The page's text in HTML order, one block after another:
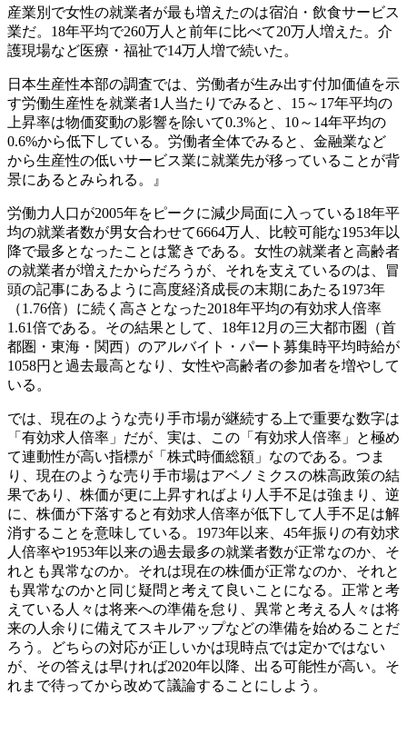
産業別で女性の就業者が最も増えたのは宿泊・飲食サービス
業だ。18年平均で260万人と前年に比べて20万人増えた。介
護現場など医療・福祉で14万人増で続いた。
日本生産性本部の調査では、労働者が生み出す付加価値を示
す労働生産性を就業者1人当たりでみると、15～17年平均の
上昇率は物価変動の影響を除いて0.3%と、10～14年平均の
0.6%から低下している。労働者全体でみると、金融業など
から生産性の低いサービス業に就業先が移っていることが背
景にあるとみられる。』
労働力人口が2005年をピークに減少局面に入っている18年平
均の就業者数が男女合わせて6664万人、比較可能な1953年以
降で最多となったことは驚きである。女性の就業者と高齢者
の就業者が増えたからだろうが、それを支えているのは、冒
頭の記事にあるように高度経済成長の末期にあたる1973年
（1.76倍）に続く高さとなった2018年平均の有効求人倍率
1.61倍である。その結果として、18年12月の三大都市圏（首
都圏・東海・関西）のアルバイト・パート募集時平均時給が
1058円と過去最高となり、女性や高齢者の参加者を増やして
いる。
では、現在のような売り手市場が継続する上で重要な数字は
「有効求人倍率」だが、実は、この「有効求人倍率」と極め
て連動性が高い指標が「株式時価総額」なのである。つま
り、現在のような売り手市場はアベノミクスの株高政策の結
果であり、株価が更に上昇すればより人手不足は強まり、逆
に、株価が下落すると有効求人倍率が低下して人手不足は解
消することを意味している。1973年以来、45年振りの有効求
人倍率や1953年以来の過去最多の就業者数が正常なのか、そ
れとも異常なのか。それは現在の株価が正常なのか、それと
も異常なのかと同じ疑問と考えて良いことになる。正常と考
えている人々は将来への準備を怠り、異常と考える人々は将
来の人余りに備えてスキルアップなどの準備を始めることだ
ろう。どちらの対応が正しいかは現時点では定かではない
が、その答えは早ければ2020年以降、出る可能性が高い。そ
れまで待ってから改めて議論することにしよう。